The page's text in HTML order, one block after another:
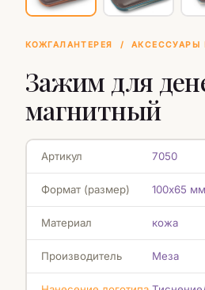
КОЖГАЛАНТЕРЕЯ / АКСЕССУАРЫ
Зажим для
магнитный
Артикул 7050
Формат (размер) 100х65 мм
Материал кожа
Производитель Меза